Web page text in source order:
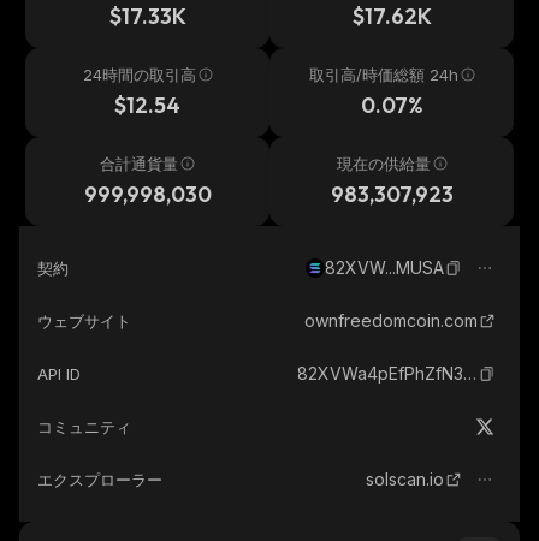
$17.33K $17.62K
24時間の取引高
$12.54
取引高/時価総額 24h
0.07%
合計通貨量
999,998,030
現在の供給量
983,307,923
契約 82XVW...MUSA
ウェブサイト ownfreedomcoin.com
API ID 82XVWa4pEfPhZfN3a7ANHSy9iPekmMwm934ZUpkFMUSA_solana
コミュニティ
エクスプローラー solscan.io